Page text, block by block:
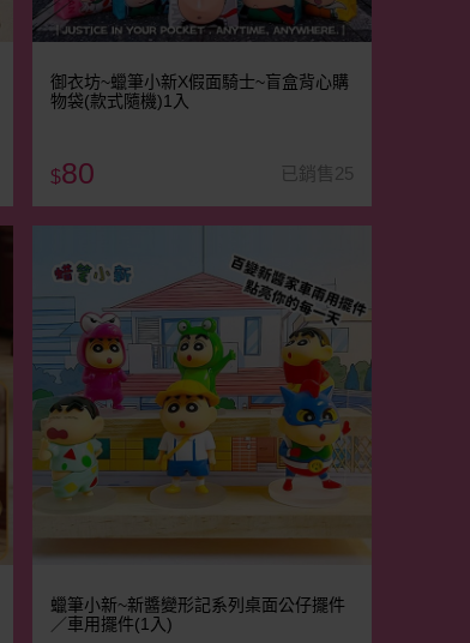
御衣坊~蠟筆小新X假面騎士~盲盒背心購
物袋(款式隨機)1入
$80 已銷售25
蠟筆小新~新醬變形記系列桌面公仔擺件
／車用擺件(1入)